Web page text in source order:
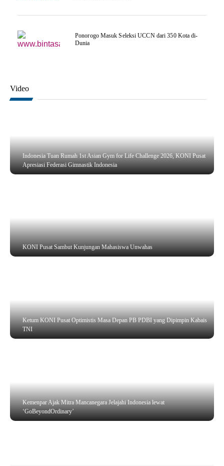
Ponorogo Masuk Seleksi UCCN dari 350 Kota di-
Dunia
Video
Indonesia Tuan Rumah 1st Asian Gym for Life Challenge 2026, KONI Pusat
Apresiasi Federasi Gimnastik Indonesia
KONI Pusat Sambut Kunjungan Mahasiswa Unwahas
Ketum KONI Pusat Optimistis Masa Depan PB PDBI yang Dipimpin Kabais
TNI
Kemenpar Ajak Mitra Mancanegara Jelajahi Indonesia lewat
‘GoBeyondOrdinary’